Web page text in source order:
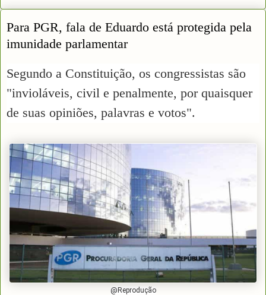
Para PGR, fala de Eduardo está protegida pela
imunidade parlamentar
Segundo a Constituição, os congressistas são
"invioláveis, civil e penalmente, por quaisquer
de suas opiniões, palavras e votos".
@Reprodução